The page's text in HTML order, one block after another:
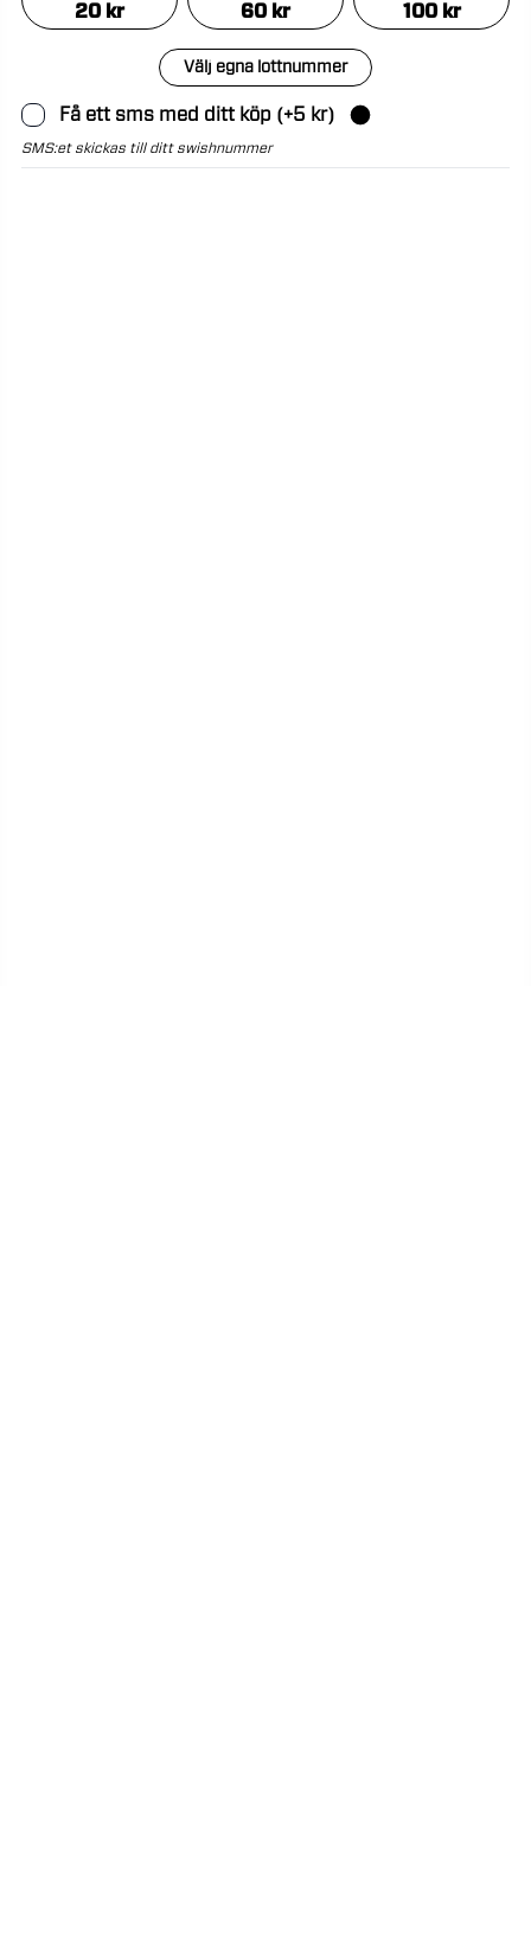
20kr 60kr 100kr
Välj egna lottnummer
Få ett sms med ditt köp(+5 kr)
SMS:et skickas till ditt swishnummer